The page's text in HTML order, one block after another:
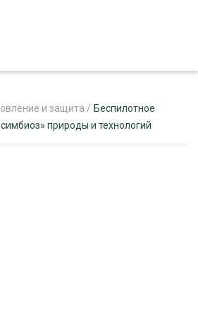
и защита / Беспилотное
природы и технологий